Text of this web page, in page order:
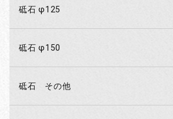
砥石 φ125
砥石 φ150
砥石 その他